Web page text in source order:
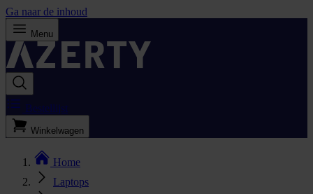
Ga naar de inhoud
Menu
Bestellijst
Winkelwagen
Home
Laptops